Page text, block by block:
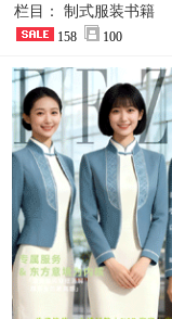
式民族风小学与幼儿
校服定制图鉴
栏目： 制式服装书籍
158 100